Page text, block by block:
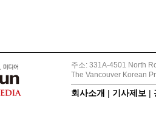
주소: 331A-4501 North
The Vancouver Korean
회사소개 | 기사제보 |